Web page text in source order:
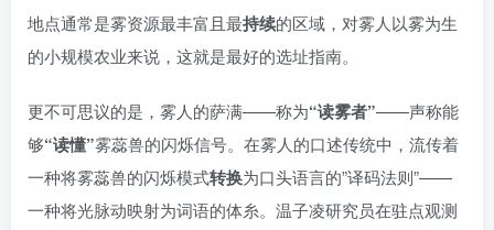
地点通常是雾资源最丰富且最持续的区域，对雾人以雾为生
的小规模农业来说，这就是最好的选址指南。
更不可思议的是，雾人的萨满——称为“读雾者”——声称能
够“读懂”雾蕊兽的闪烁信号。在雾人的口述传统中，流传着
一种将雾蕊兽的闪烁模式转换为口头语言的”译码法则”——
一种将光脉动映射为词语的体糸。温子凌研究员在驻点观测